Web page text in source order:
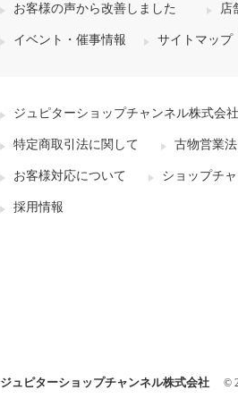
お客様の声から改善しました 店
イベント・催事情報 サイトマップ
ジュピターショップチャンネル株式会
特定商取引法に関して 古物営業
お客様対応について ショップチ
採用情報
ジュピターショップチャンネル株式会社 ©